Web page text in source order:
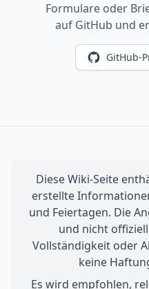
Formulare oder
auf GitHub und
GitHub-
Diese Wiki-Seite
erstellte
und Feiertagen. Die
und nicht
Vollständigkeit oder
keine
Es wird empfohlen,